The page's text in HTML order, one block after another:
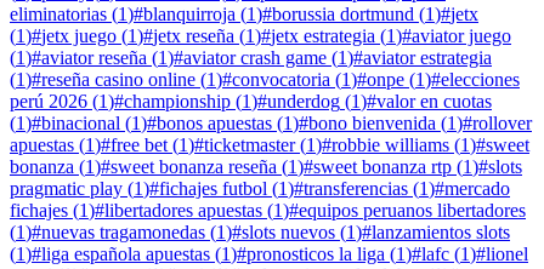
eliminatorias (1)#blanquirroja (1)#borussia dortmund (1)#jetx
(1)#jetx juego (1)#jetx reseña (1)#jetx estrategia (1)#aviator juego
(1)#aviator reseña (1)#aviator crash game (1)#aviator estrategia
(1)#reseña casino online (1)#convocatoria (1)#onpe (1)#elecciones
perú 2026 (1)#championship (1)#underdog (1)#valor en cuotas
(1)#binacional (1)#bonos apuestas (1)#bono bienvenida (1)#rollover
apuestas (1)#free bet (1)#ticketmaster(1)#robbie williams (1)#sweet
bonanza (1)#sweet bonanza reseña (1)#sweet bonanza rtp (1)#slots
pragmatic play (1)#fichajes futbol (1)#transferencias (1)#mercado
fichajes (1)#libertadores apuestas (1)#equipos peruanos libertadores
(1)#nuevas tragamonedas (1)#slots nuevos (1)#lanzamientos slots
(1)#liga española apuestas (1)#pronosticos la liga (1)#lafc (1)#lionel